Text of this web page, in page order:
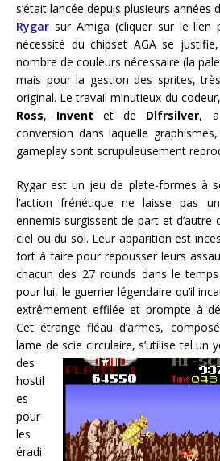
s’était lancée depuis plusieurs
Rygar sur Amiga (cliquer sur le lien
nécessité du chipset AGA se
nombre de couleurs nécessaire (la
mais pour la gestion des sprites,
original. Le travail minutieux du
Ross, Invent et de Dlfrsilver, a
conversion dans laquelle
gameplay sont scrupuleusement
Rygar est un jeu de plate-formes à
l’action frénétique ne laisse pas
ennemis surgissent de part et d’autre
ciel ou du sol. Leur apparition est
fort à faire pour repousser leurs
chacun des 27 rounds dans le
pour lui, le guerrier légendaire qu’il
extrêmement effilée et prompte à
Cet étrange fléau d’armes,
lame de scie circulaire, s’utilise tel un
des
hostil
es
pour
les
éradi